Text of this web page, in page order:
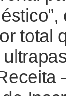
total